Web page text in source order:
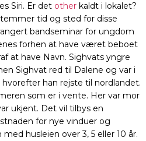
Siri. Er det other kaldt i lokalet?
tid og sted for disse
bandseminar for ungdom
forhen at have været beboet
at have Navn. Sighvats yngre
Sighvat red til Dalene og var i
han rejste til nordlandet.
som er i vente. Her var mor
ukjent. Det vil tilbys en
for nye vinduer og
husleien over 3, 5 eller 10 år.